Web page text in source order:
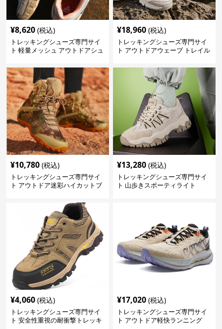
¥8,620 (税込)
トレッキングシューズ専門サイ
ト 軽量メッシュ アウトドアシュ
¥18,960 (税込)
トレッキングシューズ専門サイ
ト アウトドアウェーブ トレイル
¥10,780 (税込)
トレッキングシューズ専門サイ
ト アウトドア迷彩ハイカットブ
¥13,280 (税込)
トレッキングシューズ専門サイ
ト 山歩きスポーティライト
¥4,060 (税込)
トレッキングシューズ専門サイ
ト 安全性重視の耐衝撃トレッキ
¥17,020 (税込)
トレッキングシューズ専門サイ
ト アウトドア軽快ランニング